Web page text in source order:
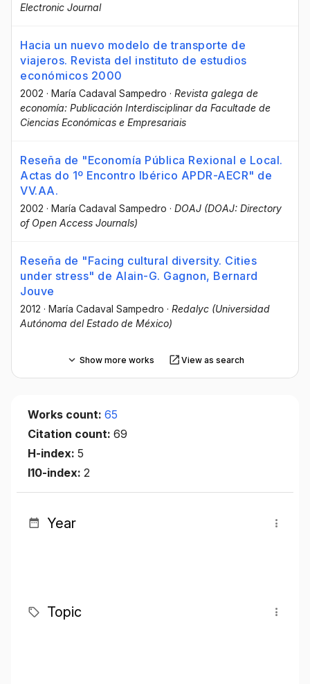
Electronic Journal
Hacia un nuevo modelo de transporte de
viajeros. Revista del instituto de estudios
económicos 2000
2002 · María Cadaval Sampedro · Revista galega de
economía: Publicación Interdisciplinar da Facultade de
Ciencias Económicas e Empresariais
Reseña de "Economía Pública Rexional e Local.
Actas do 1º Encontro Ibérico APDR-AECR" de
VV.AA.
2002 · María Cadaval Sampedro · DOAJ (DOAJ: Directory
of Open Access Journals)
Reseña de "Facing cultural diversity. Cities
under stress" de Alain-G. Gagnon, Bernard
Jouve
2012 · María Cadaval Sampedro · Redalyc (Universidad
Autónoma del Estado de México)
Show more works View as search
Works count: 65
Citation count: 69
H-index: 5
I10-index: 2
Year
Topic